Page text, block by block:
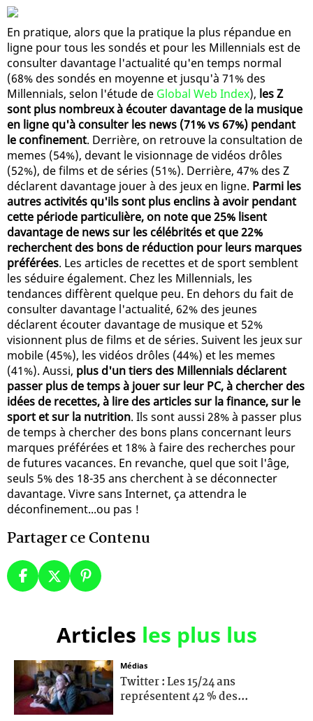
En pratique, alors que la pratique la plus répandue en
ligne pour tous les sondés et pour les Millennials est de
consulter davantage l'actualité qu'en temps normal
(68% des sondés en moyenne et jusqu'à 71% des
Millennials, selon l'étude de Global Web Index), les Z
sont plus nombreux à écouter davantage de la musique
en ligne qu'à consulter les news (71% vs 67%) pendant
le confinement. Derrière, on retrouve la consultation de
memes (54%), devant le visionnage de vidéos drôles
(52%), de films et de séries (51%). Derrière, 47% des Z
déclarent davantage jouer à des jeux en ligne. Parmi les
autres activités qu'ils sont plus enclins à avoir pendant
cette période particulière, on note que 25% lisent
davantage de news sur les célébrités et que 22%
recherchent des bons de réduction pour leurs marques
préférées. Les articles de recettes et de sport semblent
les séduire également. Chez les Millennials, les
tendances diffèrent quelque peu. En dehors du fait de
consulter davantage l'actualité, 62% des jeunes
déclarent écouter davantage de musique et 52%
visionnent plus de films et de séries. Suivent les jeux sur
mobile (45%), les vidéos drôles (44%) et les memes
(41%). Aussi, plus d'un tiers des Millennials déclarent
passer plus de temps à jouer sur leur PC, à chercher des
idées de recettes, à lire des articles sur la finance, sur le
sport et sur la nutrition. Ils sont aussi 28% à passer plus
de temps à chercher des bons plans concernant leurs
marques préférées et 18% à faire des recherches pour
de futures vacances. En revanche, quel que soit l'âge,
seuls 5% des 18-35 ans cherchent à se déconnecter
davantage. Vivre sans Internet, ça attendra le
déconfinement...ou pas !
Partager ce Contenu
Articles les plus lus
Médias
Twitter : Les 15/24 ans
représentent 42 % des...